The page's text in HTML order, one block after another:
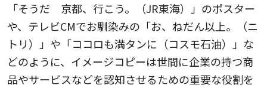
「そうだ 京都、行こう。（JR東海）」のポスター
や、テレビCMでお馴染みの「お、ねだん以上。（ニ
トリ）」や「ココロも満タンに（コスモ石油）」な
どのように、イメージコピーは世間に企業の持つ商
品やサービスなどを認知させるための重要な役割を